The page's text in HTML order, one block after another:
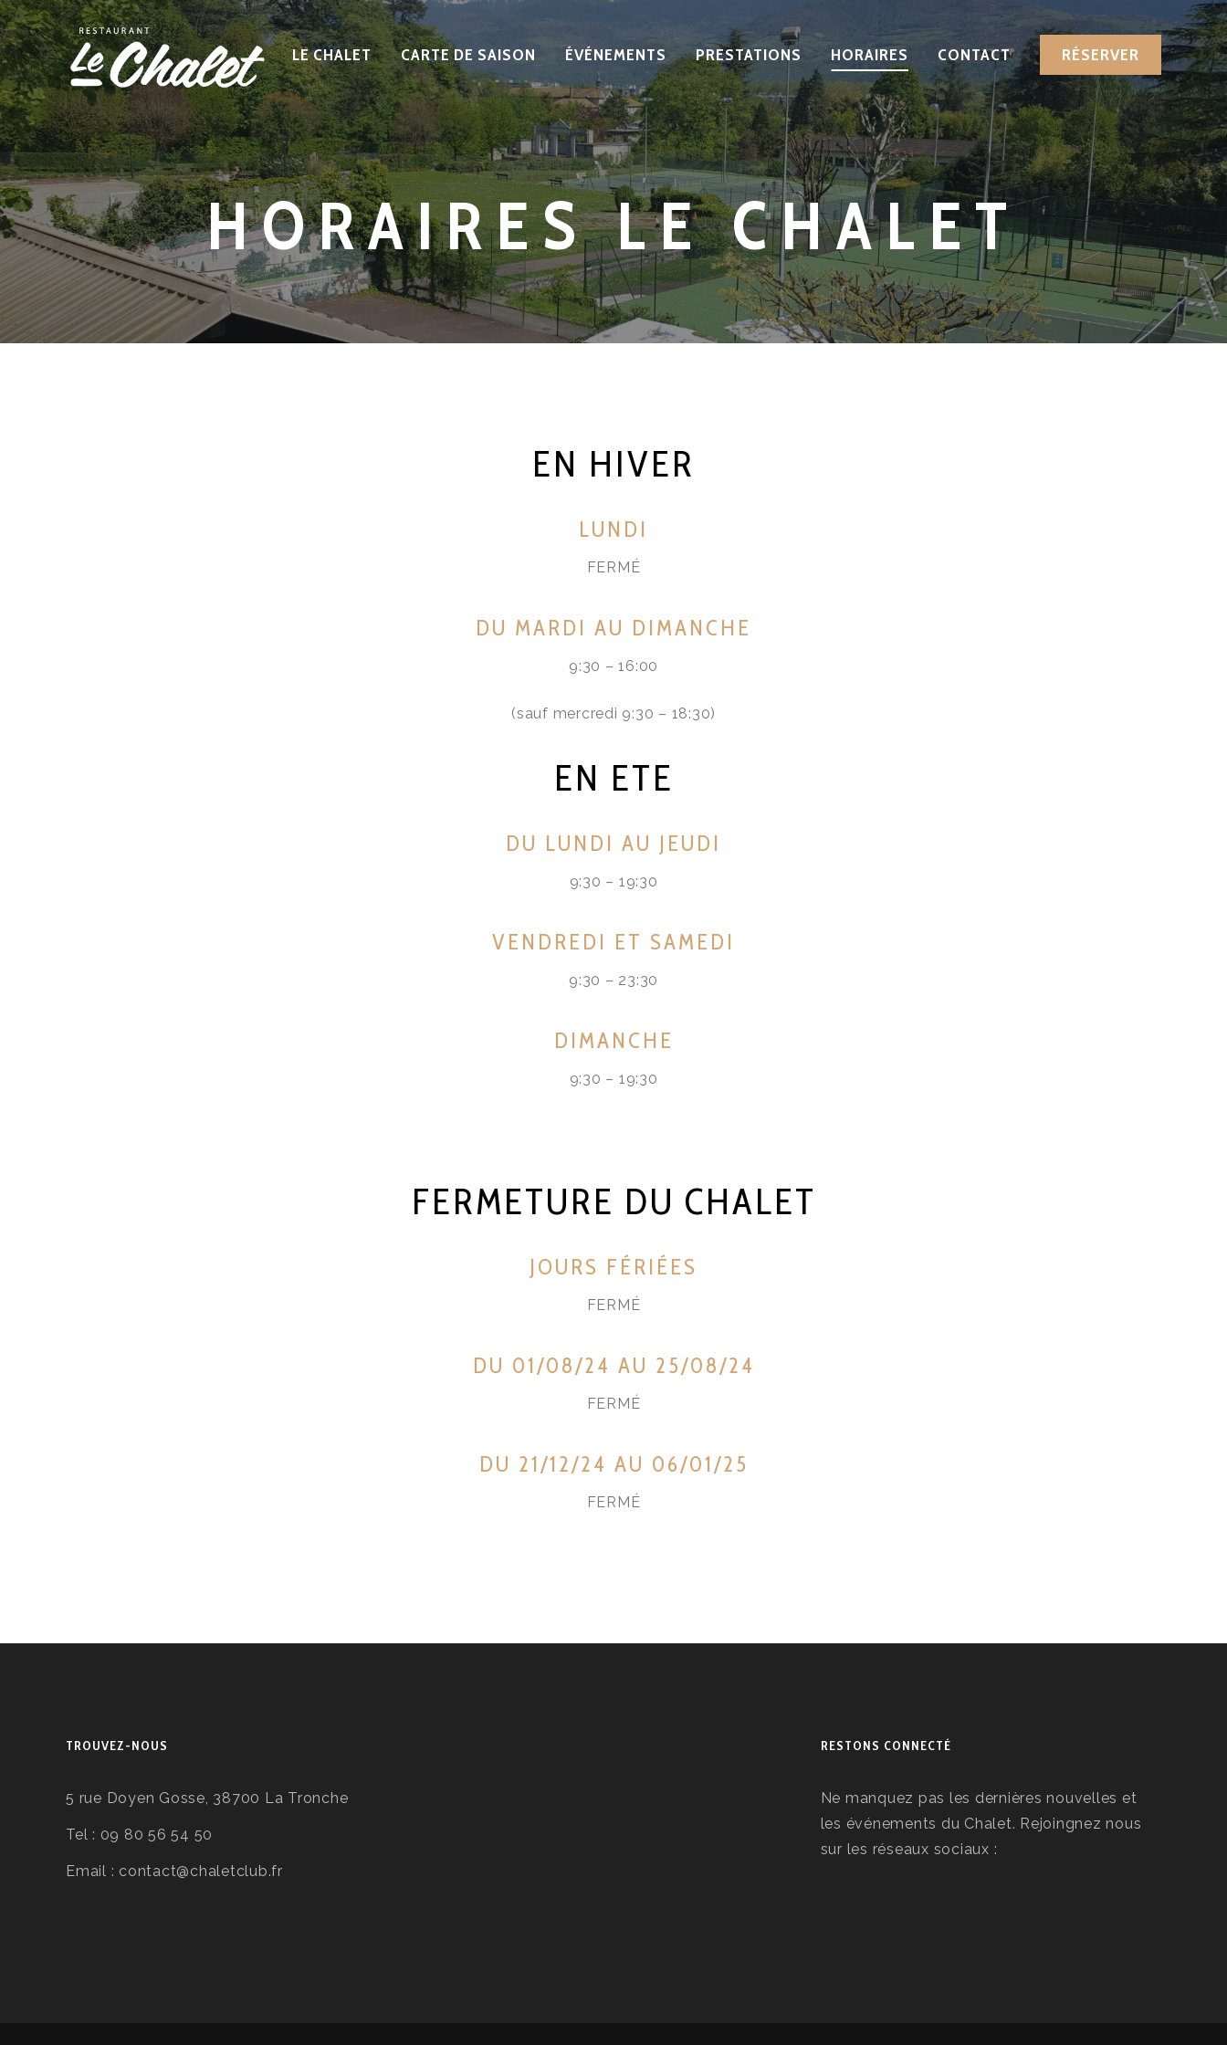
LE CHALET CARTE DE SAISON ÉVÉNEMENTS PRESTATIONS HORAIRES CONTACT RÉSERVER
HORAIRES LE CHALET
EN HIVER
LUNDI
FERMÉ
DU MARDI AU DIMANCHE
9:30 – 16:00
(sauf mercredi 9:30 – 18:30)
EN ETE
DU LUNDI AU JEUDI
9:30 – 19:30
VENDREDI ET SAMEDI
9:30 – 23:30
DIMANCHE
9:30 – 19:30
FERMETURE DU CHALET
JOURS FÉRIÉES
FERMÉ
DU 01/08/24 AU 25/08/24
FERMÉ
DU 21/12/24 AU 06/01/25
FERMÉ
TROUVEZ-NOUS
5 rue Doyen Gosse, 38700 La Tronche
Tel : 09 80 56 54 50
Email : contact@chaletclub.fr
RESTONS CONNECTÉ
Ne manquez pas les dernières nouvelles et
les événements du Chalet. Rejoingnez nous
sur les réseaux sociaux :